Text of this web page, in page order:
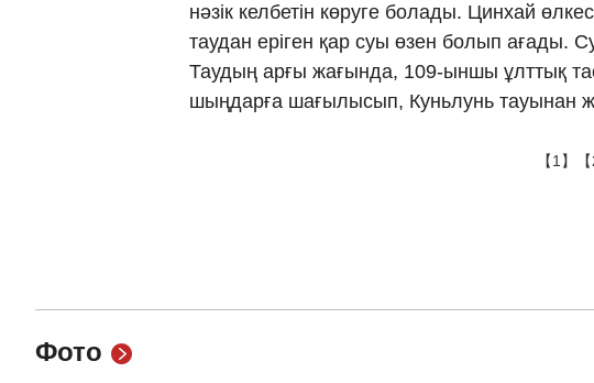
нәзік келбетін көруге болады. Цинхай
таудан еріген қар суы өзен болып ағады.
Таудың арғы жағында, 109-ыншы ұлттық
шыңдарға шағылысып, Куньлунь тауынан
【1】
Фото